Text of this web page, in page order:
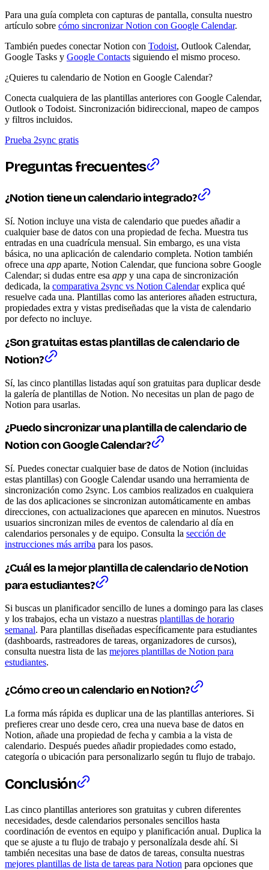
Para una guía completa con capturas de pantalla, consulta nuestro
artículo sobre cómo sincronizar Notion con Google Calendar.
También puedes conectar Notion con Todoist, Outlook Calendar,
Google Tasks y Google Contacts siguiendo el mismo proceso.
¿Quieres tu calendario de Notion en Google Calendar?
Conecta cualquiera de las plantillas anteriores con Google Calendar,
Outlook o Todoist. Sincronización bidireccional, mapeo de campos
y filtros incluidos.
Prueba 2sync gratis
Preguntas frecuentes
¿Notion tiene un calendario integrado?
Sí. Notion incluye una vista de calendario que puedes añadir a
cualquier base de datos con una propiedad de fecha. Muestra tus
entradas en una cuadrícula mensual. Sin embargo, es una vista
básica, no una aplicación de calendario completa. Notion también
ofrece una app aparte, Notion Calendar, que funciona sobre Google
Calendar; si dudas entre esa app y una capa de sincronización
dedicada, la comparativa 2sync vs Notion Calendarexplica qué
resuelve cada una. Plantillas como las anteriores añaden estructura,
propiedades extra y vistas prediseñadas que la vista de calendario
por defecto no incluye.
¿Son gratuitas estas plantillas de calendario de
Notion?
Sí, las cinco plantillas listadas aquí son gratuitas para duplicar desde
la galería de plantillas de Notion. No necesitas un plan de pago de
Notion para usarlas.
¿Puedo sincronizar una plantilla de calendario de
Notion con Google Calendar?
Sí. Puedes conectar cualquier base de datos de Notion (incluidas
estas plantillas) con Google Calendar usando una herramienta de
sincronización como 2sync. Los cambios realizados en cualquiera
de las dos aplicaciones se sincronizan automáticamente en ambas
direcciones, con actualizaciones que aparecen en minutos. Nuestros
usuarios sincronizan miles de eventos de calendario al día en
calendarios personales y de equipo. Consulta la sección de
instrucciones más arriba para los pasos.
¿Cuál es la mejor plantilla de calendario de Notion
para estudiantes?
Si buscas un planificador sencillo de lunes a domingo para las clases
y los trabajos, echa un vistazo a nuestras plantillas de horario
semanal. Para plantillas diseñadas específicamente para estudiantes
(dashboards, rastreadores de tareas, organizadores de cursos),
consulta nuestra lista de las mejores plantillas de Notion para
estudiantes.
¿Cómo creo un calendario en Notion?
La forma más rápida es duplicar una de las plantillas anteriores. Si
prefieres crear uno desde cero, crea una nueva base de datos en
Notion, añade una propiedad de fecha y cambia a la vista de
calendario. Después puedes añadir propiedades como estado,
categoría o ubicación para personalizarlo según tu flujo de trabajo.
Conclusión
Las cinco plantillas anteriores son gratuitas y cubren diferentes
necesidades, desde calendarios personales sencillos hasta
coordinación de eventos en equipo y planificación anual. Duplica la
que se ajuste a tu flujo de trabajo y personalízala desde ahí. Si
también necesitas una base de datos de tareas, consulta nuestras
mejores plantillas de lista de tareas para Notion para opciones que